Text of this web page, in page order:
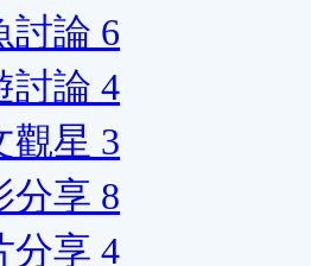
討論 6
討論 4
觀星 3
分享 8
分享 4